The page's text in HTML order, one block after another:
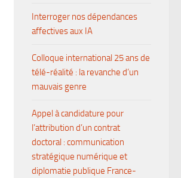
Interroger nos dépendances
affectives aux IA
Colloque international 25 ans de
télé-réalité : la revanche d’un
mauvais genre
Appel à candidature pour
l’attribution d’un contrat
doctoral : communication
stratégique numérique et
diplomatie publique France-